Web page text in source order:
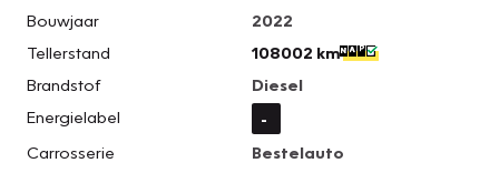
Bouwjaar
2022
Tellerstand
108002 km
Brandstof
Diesel
Energielabel
-
Carrosserie
Bestelauto